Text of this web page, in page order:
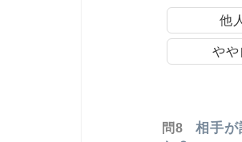
他
やや
問8
相手